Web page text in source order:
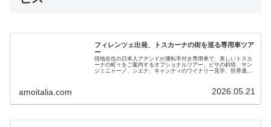
フィレンツェ出発、トスカーナの街を巡る専用車ツア
ー
現地在住の日本人アテンドが運転手付き専用車で、美しいトスカ
ーナの町々をご案内するオプショナルツアー。ピサの斜塔、サン
ジミニャーノ、シエナ、キャンティのワイナリー見学、世界遺産
amoitalia.com 2026.05.21